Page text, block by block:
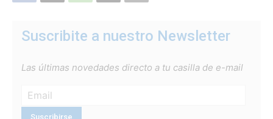
Suscribite a nuestro Newsletter
Las últimas novedades directo a tu casilla de e-mail